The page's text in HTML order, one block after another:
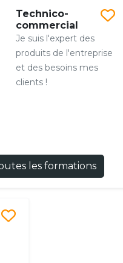
Technico-
commercial
Je suis l'expert des
produits de l'entreprise
et des besoins mes
clients !
les formations